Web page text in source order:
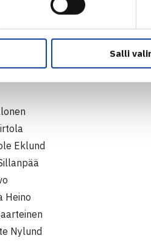
Salli
Niklas-Salminen
Eklund
Heino
Nylund